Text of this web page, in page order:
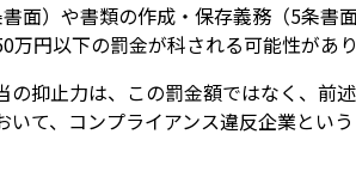
面）や書類の作成・保存義務（5条
万円以下の罰金が科される可能性が
の抑止力は、この罰金額ではなく、前
いて、コンプライアンス違反企業とい